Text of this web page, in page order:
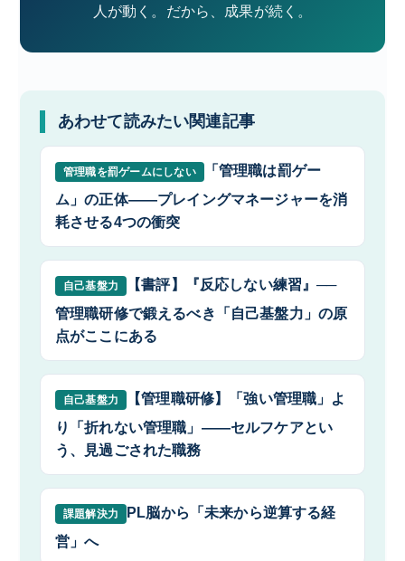
人が動く。だから、成果が続く。
あわせて読みたい関連記事
管理職を罰ゲームにしない
「管理職は罰ゲー
ム」の正体――プレイングマネージャーを消
耗させる4つの衝突
自己基盤力
【書評】『反応しない練習』──
管理職研修で鍛えるべき「自己基盤力」の原
点がここにある
自己基盤力
【管理職研修】「強い管理職」よ
り「折れない管理職」――セルフケアとい
う、見過ごされた職務
課題解決力
PL脳から「未来から逆算する経
営」へ